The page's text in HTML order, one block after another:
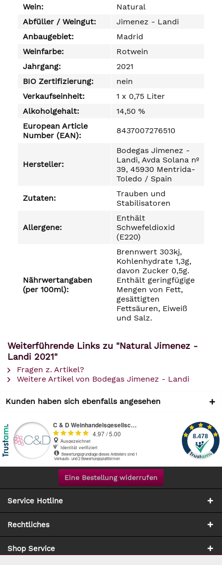
Wein:
Natural
Abfüller / Weingut:
Jimenez - Landi
Anbaugebiet:
Madrid
Weinfarbe:
Rotwein
Jahrgang:
2021
BIO Zertifizierung:
nein
Verkaufseinheit:
1 x 0,75 Liter
Alkoholgehalt:
14,50 %
European Article
Number (EAN):
8437007276510
Hersteller:
Bodegas Jimenez -
Landi, Avda Solana nº
39, 45930 Mentrida-
Toledo / Spain
Zutaten:
Trauben und
Stabilisatoren
Allergene:
Enthält
Schwefeldioxid
(E220)
Nährwertangaben
(per 100ml):
Brennwert 303kj,
Kohlenhydrate 1,3g,
davon Zucker 0,5g.
Enthält geringfügige
Mengen von Fett,
gesättigten
Fettsäuren, Eiweiß
und Salz.
Weiterführende Links zu "Natural Jimenez -
Landi 2021"
Fragen z. Artikel?
Weitere Artikel von Bodegas Jimenez - Landi
Kunden haben sich ebenfalls angesehen
Eine Bestellung widerrufen
Service Hotline
Rechtliches
Shop Service